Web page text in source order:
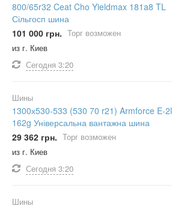
800/65r32 Ceat Cho Yieldmax 181a8 TL
Сільгосп шина
101 000 грн. Торг возможен
из г. Киев
Сегодня 3:20
Шины
1300х530-533 (530 70 r21) Armforce E-2l
162g Універсальна вантажна шина
29 362 грн. Торг возможен
из г. Киев
Сегодня 3:20
Шины